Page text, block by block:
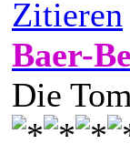
Zitieren
Baer-
Die